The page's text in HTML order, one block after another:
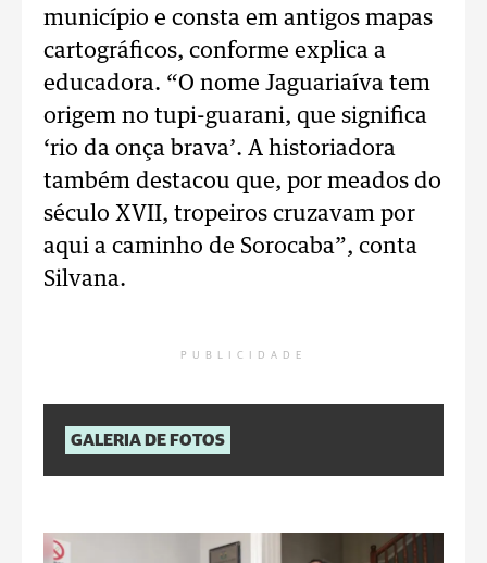
município e consta em antigos mapas
cartográficos, conforme explica a
educadora. “O nome Jaguariaíva tem
origem no tupi-guarani, que significa
‘rio da onça brava’. A historiadora
também destacou que, por meados do
século XVII, tropeiros cruzavam por
aqui a caminho de Sorocaba”, conta
Silvana.
PUBLICIDADE
GALERIA DE FOTOS